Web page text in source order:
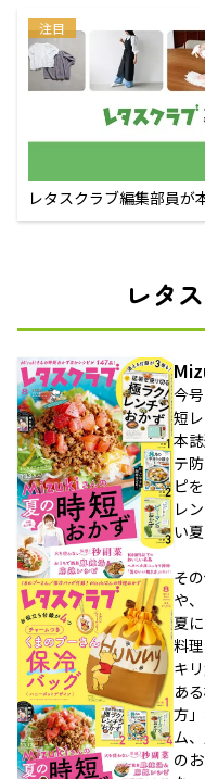
注目
レタスクラブ編集部員が
レタ
今
短レ
本
テ
ピ
レ
い
そ
や
夏
料
キ
あ
方
ム
の